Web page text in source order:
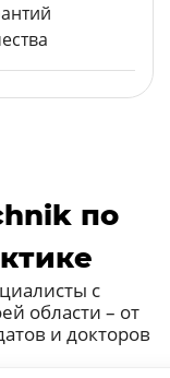
по
с
области – от
и докторов